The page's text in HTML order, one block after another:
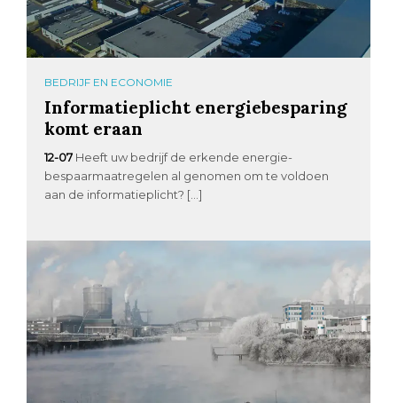
BEDRIJF EN ECONOMIE
Informatieplicht energiebesparing
komt eraan
12-07 Heeft uw bedrijf de erkende energie-
bespaarmaatregelen al genomen om te voldoen
aan de informatieplicht? […]